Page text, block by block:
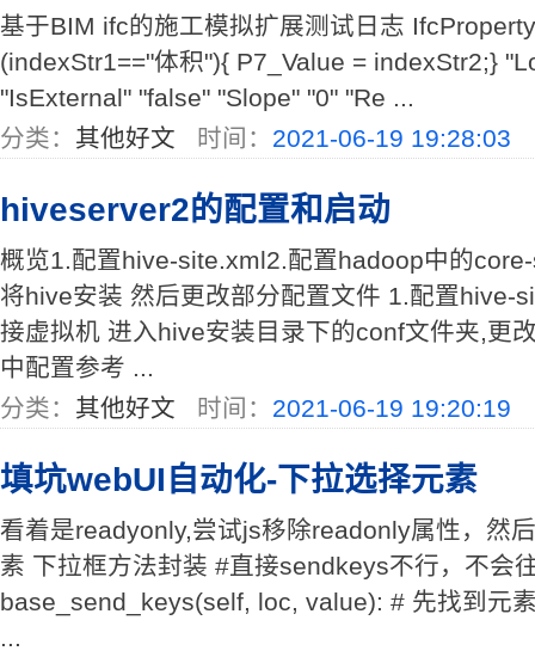
基于BIM ifc的施工模拟扩展测试日志
(indexStr1=="体积"){ P7_Value = indexStr2;}
"IsExternal" "false" "Slope" "0" "Re ...
分类： 其他好文 时间： 2021-06-19 19:28:03
hiveserver2的配置和启动
概览1.配置hive-site.xml2.配置hadoop中的
将hive安装 然后更改部分配置文件 1.配置hive-
接虚拟机 进入hive安装目录下的conf文件夹,更
中配置参考 ...
分类： 其他好文 时间： 2021-06-19 19:20:19
填坑webUI自动化-下拉选择元素
看着是readyonly,尝试js移除readonly属性，然
素 下拉框方法封装 #直接sendkeys不行，不会
base_send_keys(self, loc, value): # 先找到元
...